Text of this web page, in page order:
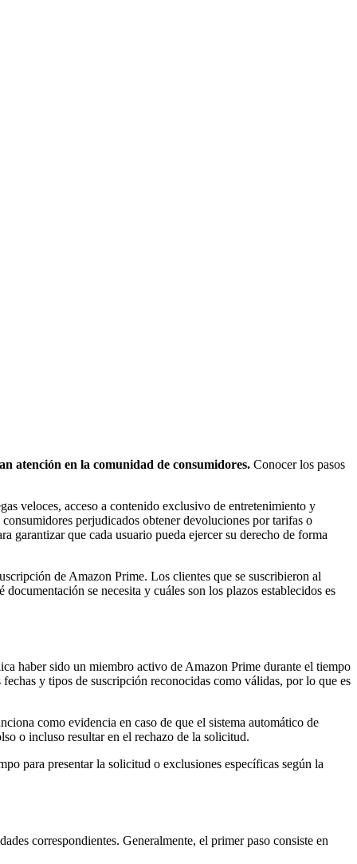
atención en la comunidad de consumidores. Conocer los pasos
veloces, acceso a contenido exclusivo de entretenimiento y
perjudicados obtener devoluciones por tarifas o
garantizar que cada usuario pueda ejercer su derecho de forma
de Amazon Prime. Los clientes que se suscribieron al
se necesita y cuáles son los plazos establecidos es
haber sido un miembro activo de Amazon Prime durante el tiempo
y tipos de suscripción reconocidas como válidas, por lo que es
como evidencia en caso de que el sistema automático de
o incluso resultar en el rechazo de la solicitud.
para presentar la solicitud o exclusiones específicas según la
correspondientes. Generalmente, el primer paso consiste en